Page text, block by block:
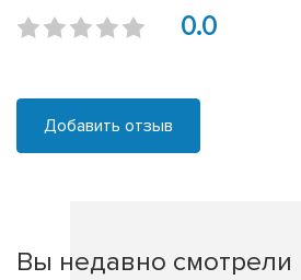
0.0
Добавить отзыв
Вы недавно смотрели